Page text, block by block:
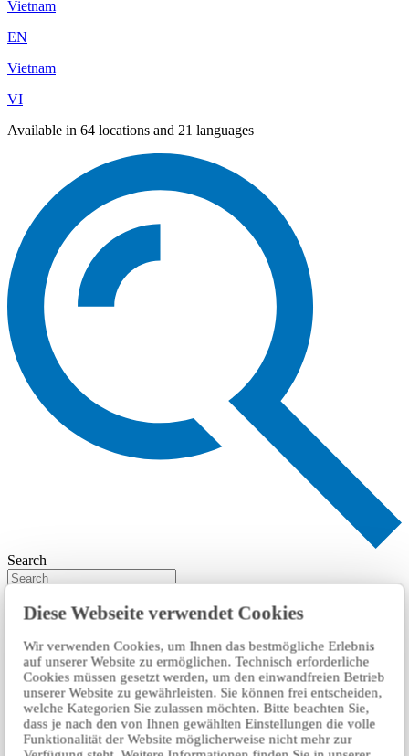
Diese Webseite verwendet Cookies
Wir verwenden Cookies, um Ihnen das bestmögliche Erlebnis
auf unserer Website zu ermöglichen. Technisch erforderliche
Cookies müssen gesetzt werden, um den einwandfreien Betrieb
unserer Website zu gewährleisten. Sie können frei entscheiden,
welche Kategorien Sie zulassen möchten. Bitte beachten Sie,
dass je nach den von Ihnen gewählten Einstellungen die volle
Funktionalität der Website möglicherweise nicht mehr zur
Vietnam
EN
Vietnam
VI
Available in 64 locations and 21 languages
Search